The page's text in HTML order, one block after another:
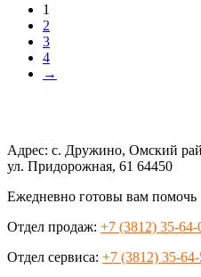
1
2
3
4
→
Адрес: с. Дружино, Омский
ул. Придорожная, 61 64450
Ежедневно готовы вам помочь
Отдел продаж: +7 (3812) 35-64-
Отдел сервиса: +7 (3812) 35-